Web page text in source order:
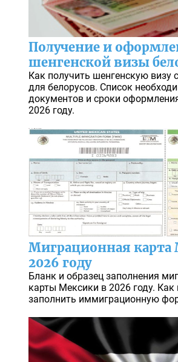
Получение и
шенгенской визы
Как получить шенгенскую визу
для белорусов. Список
документов и сроки
2026 году.
Миграционная карта
2026 году
Бланк и образец заполнения
карты Мексики в 2026 году. Как
заполнить иммиграционную